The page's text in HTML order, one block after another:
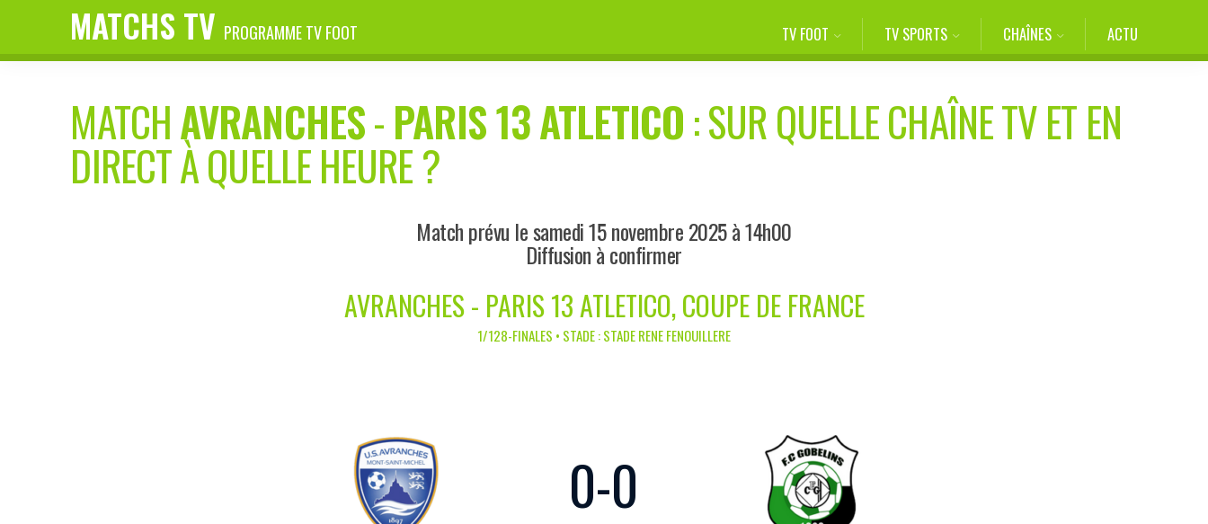
MATCHS TV PROGRAMME TV FOOT TV FOOT TV SPORTS CHAÎNES ACTU
MATCHAVRANCHES-PARIS 13 ATLETICO: SUR QUELLE CHAÎNE TV ET EN
DIRECT À QUELLE HEURE ?
Match prévu le samedi 15 novembre 2025 à 14h00
Diffusion à confirmer
AVRANCHES - PARIS 13 ATLETICO, COUPE DE FRANCE
1/128-FINALES • STADE : STADE RENE FENOUILLERE
0-0